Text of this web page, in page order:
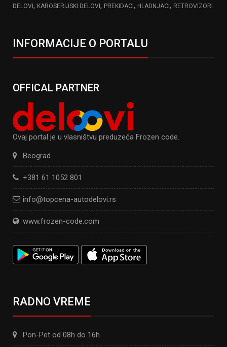
DELOVI, KAROSERIJSKI DELOVI, PREKIDACI, HLADNJACI, RETROVIZORI
INFORMACIJE O PORTALU
OFFICAL PARTNER
Ovaj portal je u vlasništvu preduzeća Frozen code.
Beograd
+381 61 1052 801
info@topcena-autodelovi.rs
www.frozen-code.com
RADNO VREME
Pon-Pet od 08h do 16h